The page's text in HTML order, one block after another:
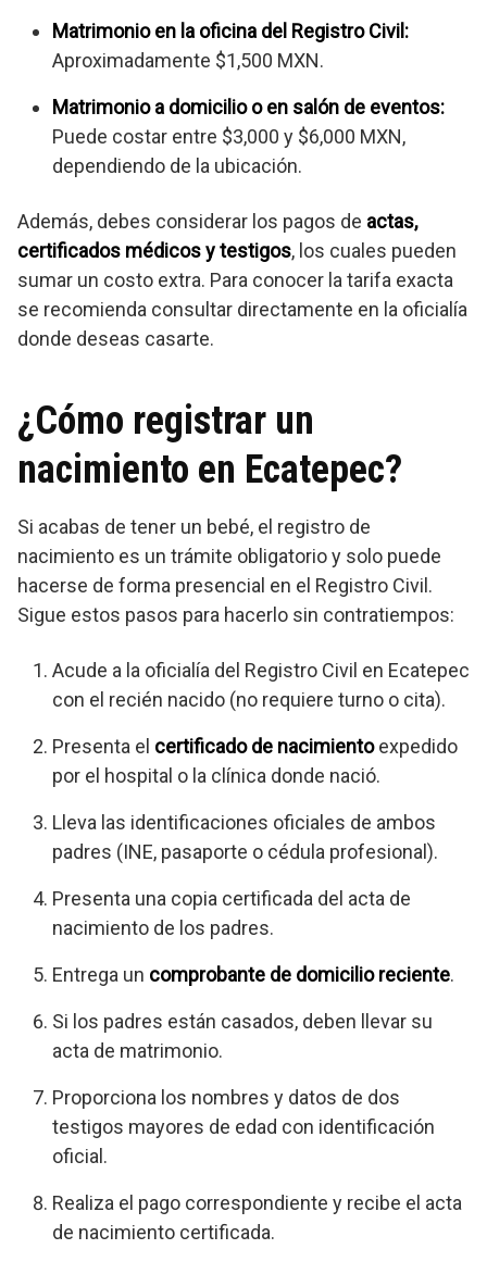
Matrimonio en la oficina del Registro Civil:
Aproximadamente $1,500 MXN.
Matrimonio a domicilio o en salón de eventos:
Puede costar entre $3,000 y $6,000 MXN,
dependiendo de la ubicación.
Además, debes considerar los pagos de actas,
certificados médicos y testigos, los cuales pueden
sumar un costo extra. Para conocer la tarifa exacta
se recomienda consultar directamente en la oficialía
donde deseas casarte.
¿Cómo registrar un
nacimiento en Ecatepec?
Si acabas de tener un bebé, el registro de
nacimiento es un trámite obligatorio y solo puede
hacerse de forma presencial en el Registro Civil.
Sigue estos pasos para hacerlo sin contratiempos:
Acude a la oficialía del Registro Civil en Ecatepec
con el recién nacido (no requiere turno o cita).
Presenta el certificado de nacimientoexpedido
por el hospital o la clínica donde nació.
Lleva las identificaciones oficiales de ambos
padres (INE, pasaporte o cédula profesional).
Presenta una copia certificada del acta de
nacimiento de los padres.
Entrega un comprobante de domicilio reciente.
Si los padres están casados, deben llevar su
acta de matrimonio.
Proporciona los nombres y datos de dos
testigos mayores de edad con identificación
oficial.
Realiza el pago correspondiente y recibe el acta
de nacimiento certificada.